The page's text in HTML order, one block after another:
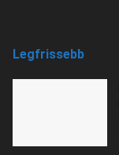
Legfrissebb